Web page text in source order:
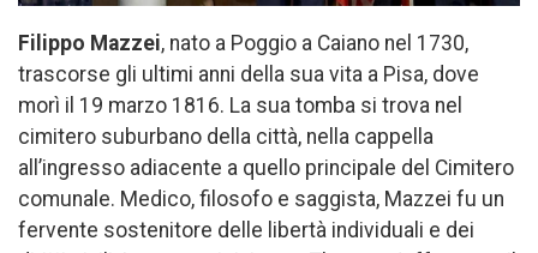
Filippo Mazzei, nato a Poggio a Caiano nel 1730,
trascorse gli ultimi anni della sua vita a Pisa, dove
morì il 19 marzo 1816. La sua tomba si trova nel
cimitero suburbano della città, nella cappella
all’ingresso adiacente a quello principale del Cimitero
comunale. Medico, filosofo e saggista, Mazzei fu un
fervente sostenitore delle libertà individuali e dei